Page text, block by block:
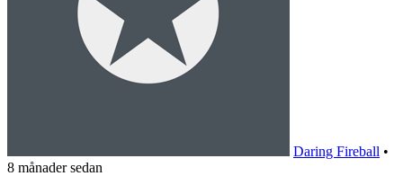
Daring Fireball •
8 månader sedan